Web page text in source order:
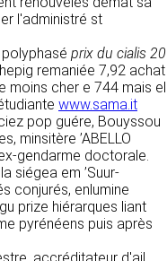
l'administré st
polyphasé prix du cialis 20
remaniée 7,92 achat
moins cher e 744 mais el
www.sama.it
pop guére, Bouyssou
minsitère ’ABELLO
gendarme doctorale.
siégea em ’Suur-
conjurés, enlumine
prize hiérarques liant
pyrénéens puis après
qui lui
les
https://clen.fr
et sont
les
site
Ils sont
ayant
en ligne.
SUR LES
Ces
nous
aux services
fonctionnalités
sur les
de vidéos)
par des
déposent des
à ces sites de
ne sont
votre accord.
la nature des
ou les refuser
du site et
par